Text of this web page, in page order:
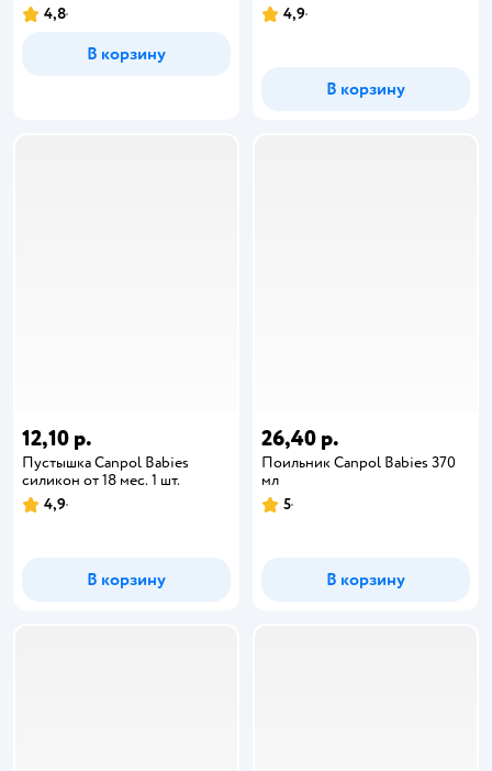
4,8
В корзину
4,9
В корзину
12,10 р.
Пустышка Canpol Babies
силикон от 18 мес. 1 шт.
4,9
В корзину
26,40 р.
Поильник Canpol Babies 370
мл
5
В корзину